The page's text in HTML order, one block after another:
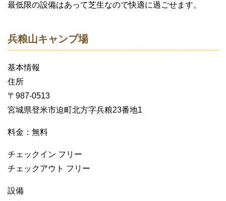
最低限の設備はあって芝生なので快適に過ごせます。
兵粮山キャンプ場
基本情報
住所
〒987-0513
宮城県登米市迫町北方字兵粮23番地1
料金：無料
チェックイン フリー
チェックアウト フリー
設備